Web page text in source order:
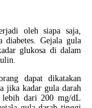
oleh siapa saja,
diabetes. Gejala gula
glukosa di dalam
dapat dikatakan
jika kadar gula darah
lebih dari 200 mg/dL